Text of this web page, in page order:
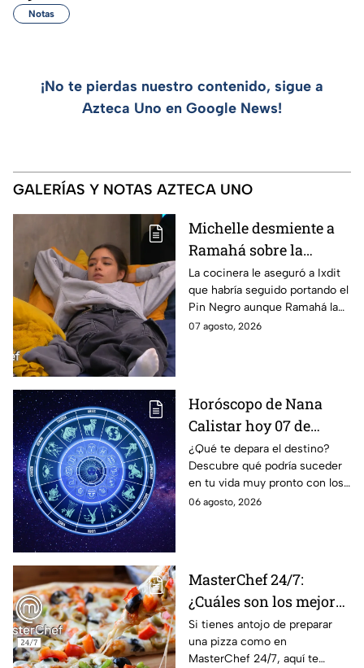
Notas
¡No te pierdas nuestro contenido, sigue a
Azteca Uno en Google News!
GALERÍAS Y NOTAS AZTECA UNO
Michelle desmiente a
Ramahá sobre la
designación del Pin
Negro a un integrante
de las "Divas" en
MasterChef 24/7
La cocinera le aseguró a Ixdit
que habría seguido portando el
Pin Negro aunque Ramahá la
hubiera subido al balcón
07 agosto, 2026
Horóscopo de Nana
Calistar hoy 07 de
agosto; estos signos
podrían dejar de estar
solteros más pronto de
lo que imaginan y
¿Qué te depara el destino?
Descubre qué podría suceder
en tu vida muy pronto con los
horóscopos de Nana Calistar;
06 agosto, 2026
MasterChef 24/7:
¿Cuáles son los mejores
quesos para preparar
pizza en casa?
Si tienes antojo de preparar
una pizza como en
MasterChef 24/7, aquí te